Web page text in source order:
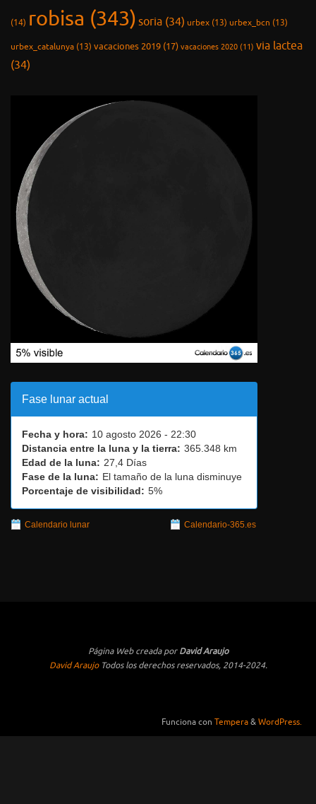
(14) robisa (343)soria (34) urbex (13) urbex_bcn (13)
urbex_catalunya (13) vacaciones 2019 (17) vacaciones 2020 (11) via lactea
(34)
Fase lunar actual
Fecha y hora: 10 agosto 2026 - 22:30
Distancia entre la luna y la tierra: 365.348 km
Edad de la luna: 27,4 Días
Fase de la luna: El tamaño de la luna disminuye
Porcentaje de visibilidad: 5%
Calendario lunar Calendario-365.es
Página Web creada porDavid Araujo
David AraujoTodos los derechos reservados, 2014-2024.
Funciona con Tempera&WordPress.